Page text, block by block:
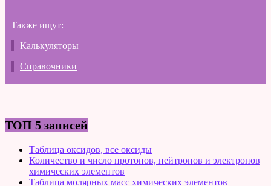
Также ищут:
Калькуляторы
Справочники
ТОП 5 записей
Таблица оксидов, все оксиды
Количество и число протонов, нейтронов и электронов
химических элементов
Таблица молярных масс химических элементов